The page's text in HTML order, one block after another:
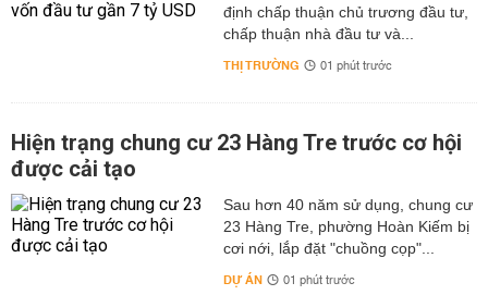
định chấp thuận chủ trương đầu tư,
chấp thuận nhà đầu tư và...
THỊ TRƯỜNG 01 phút trước
Hiện trạng chung cư 23 Hàng Tre trước cơ hội
được cải tạo
Sau hơn 40 năm sử dụng, chung cư
23 Hàng Tre, phường Hoàn Kiếm bị
cơi nới, lắp đặt "chuồng cọp"...
DỰ ÁN 01 phút trước